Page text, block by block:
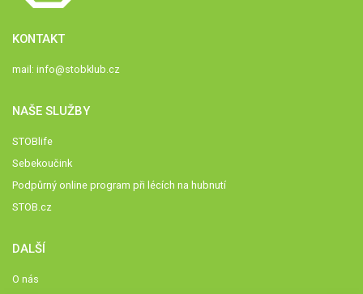
KONTAKT
mail: info@stobklub.cz
NAŠE SLUŽBY
STOBlife
Sebekoučink
Podpůrný online program při lécích na hubnutí
STOB.cz
DALŠÍ
O nás